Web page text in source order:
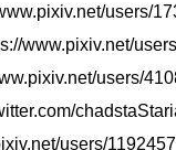
users/
www.pixiv.net/
users/
users/1192457